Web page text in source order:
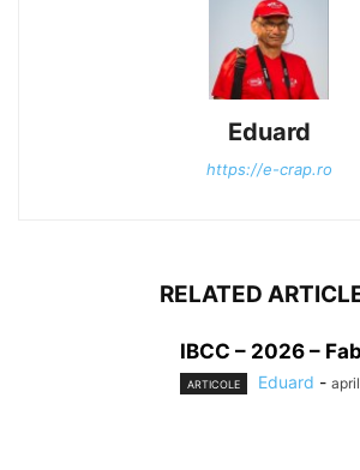
Eduard
https://e-crap.ro
RELATED
IBCC – 2026 –
ARTICOLE Eduard -